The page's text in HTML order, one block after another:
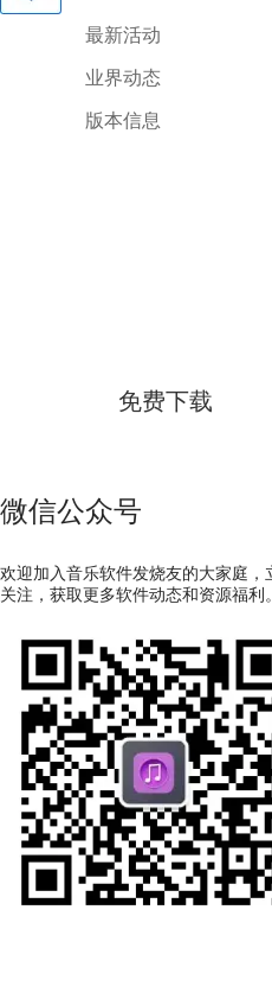
最新活动
业界动态
版本信息
免费下载
微信公众号
欢迎加入音乐软件发烧友的大家庭，
关注，获取更多软件动态和资源福利。